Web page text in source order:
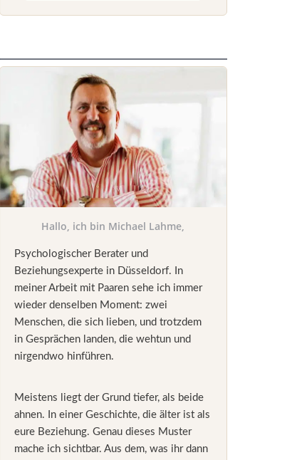
Hallo, ich bin Michael Lahme,
Psychologischer Berater und
Beziehungsexperte in Düsseldorf. In
meiner Arbeit mit Paaren sehe ich immer
wieder denselben Moment: zwei
Menschen, die sich lieben, und trotzdem
in Gesprächen landen, die wehtun und
nirgendwo hinführen.
Meistens liegt der Grund tiefer, als beide
ahnen. In einer Geschichte, die älter ist als
eure Beziehung. Genau dieses Muster
mache ich sichtbar. Aus dem, was ihr dann